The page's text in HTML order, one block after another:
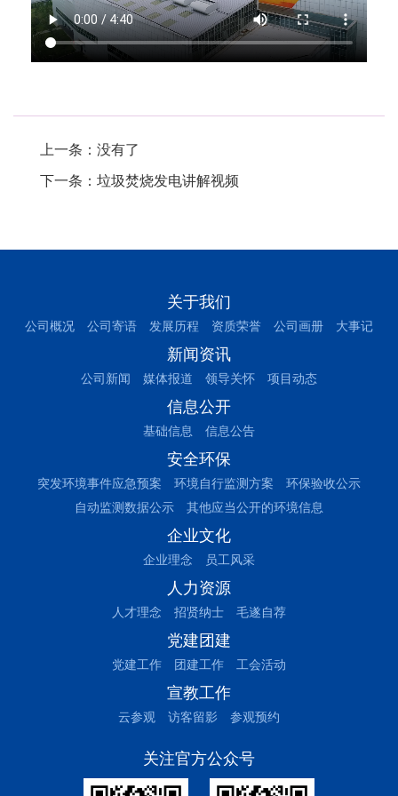
上一条：没有了
下一条： 垃圾焚烧发电讲解视频
关于我们
公司概况 公司寄语 发展历程 资质荣誉 公司画册 大事记
新闻资讯
公司新闻 媒体报道 领导关怀 项目动态
信息公开
基础信息 信息公告
安全环保
突发环境事件应急预案 环境自行监测方案
环保验收公示
自动监测数据公示
其他应当公开的环境信息
企业文化
企业理念 员工风采
人力资源
人才理念 招贤纳士 毛遂自荐
党建团建
党建工作 团建工作 工会活动
宣教工作
云参观 访客留影 参观预约
关注官方公众号